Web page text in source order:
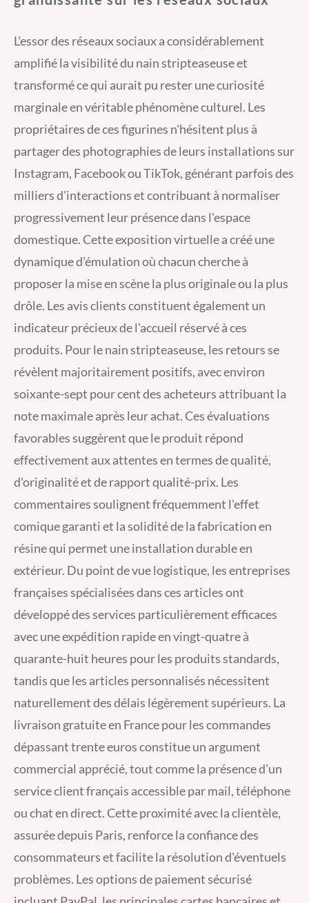
L'essor des réseaux sociaux a considérablement
amplifié la visibilité du nain stripteaseuse et
transformé ce qui aurait pu rester une curiosité
marginale en véritable phénomène culturel. Les
propriétaires de ces figurines n'hésitent plus à
partager des photographies de leurs installations sur
Instagram, Facebook ou TikTok, générant parfois des
milliers d'interactions et contribuant à normaliser
progressivement leur présence dans l'espace
domestique. Cette exposition virtuelle a créé une
dynamique d'émulation où chacun cherche à
proposer la mise en scène la plus originale ou la plus
drôle. Les avis clients constituent également un
indicateur précieux de l'accueil réservé à ces
produits. Pour le nain stripteaseuse, les retours se
révèlent majoritairement positifs, avec environ
soixante-sept pour cent des acheteurs attribuant la
note maximale après leur achat. Ces évaluations
favorables suggèrent que le produit répond
effectivement aux attentes en termes de qualité,
d'originalité et de rapport qualité-prix. Les
commentaires soulignent fréquemment l'effet
comique garanti et la solidité de la fabrication en
résine qui permet une installation durable en
extérieur. Du point de vue logistique, les entreprises
françaises spécialisées dans ces articles ont
développé des services particulièrement efficaces
avec une expédition rapide en vingt-quatre à
quarante-huit heures pour les produits standards,
tandis que les articles personnalisés nécessitent
naturellement des délais légèrement supérieurs. La
livraison gratuite en France pour les commandes
dépassant trente euros constitue un argument
commercial apprécié, tout comme la présence d'un
service client français accessible par mail, téléphone
ou chat en direct. Cette proximité avec la clientèle,
assurée depuis Paris, renforce la confiance des
consommateurs et facilite la résolution d'éventuels
problèmes. Les options de paiement sécurisé